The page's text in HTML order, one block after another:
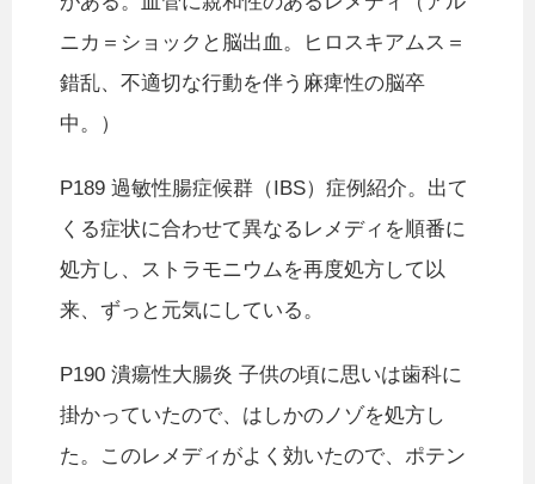
ニカ＝ショックと脳出血。ヒロスキアムス＝
錯乱、不適切な行動を伴う麻痺性の脳卒
中。）
P189 過敏性腸症候群（IBS）症例紹介。出て
くる症状に合わせて異なるレメディを順番に
処方し、ストラモニウムを再度処方して以
来、ずっと元気にしている。
P190 潰瘍性大腸炎 子供の頃に思いは歯科に
掛かっていたので、はしかのノゾを処方し
た。このレメディがよく効いたので、ポテン